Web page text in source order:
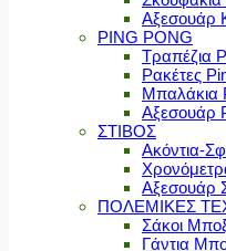
Αξεσουάρ
PING PONG
Τραπέζια
Ρακέτες
Μπαλάκια
Αξεσουάρ
ΣΤΙΒΟΣ
Ακόντια-
Αξεσουάρ
ΠΟΛΕΜΙΚΕΣ
Σάκοι
Γάντια